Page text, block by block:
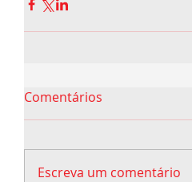
Comentários
Escreva um comentário